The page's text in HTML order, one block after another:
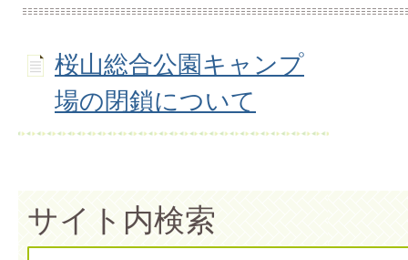
桜山総合公園キャンプ
場の閉鎖について
サイト内検索